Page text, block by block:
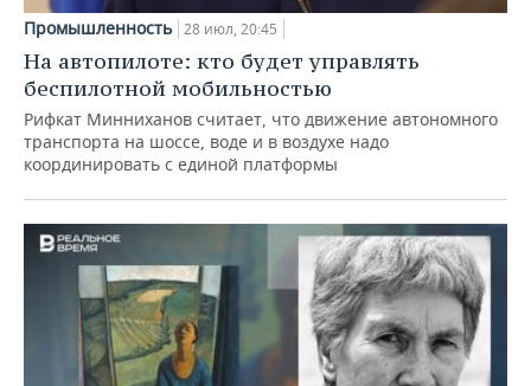
Промышленность 28 июл, 20:45
На автопилоте: кто будет управлять
беспилотной мобильностью
Рифкат Минниханов считает, что движение автономного
транспорта на шоссе, воде и в воздухе надо
координировать с единой платформы